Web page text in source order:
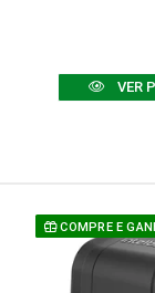
VER
COMPRE E